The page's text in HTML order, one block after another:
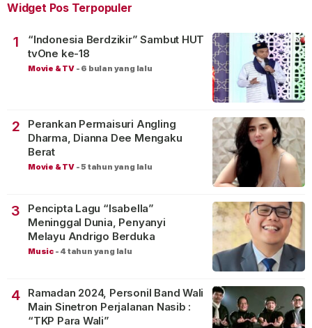
Widget Pos Terpopuler
1
“Indonesia Berdzikir” Sambut HUT
tvOne ke-18
Movie & TV - 6 bulan yang lalu
2
Perankan Permaisuri Angling
Dharma, Dianna Dee Mengaku
Berat
Movie & TV -5 tahun yang lalu
3
Pencipta Lagu “Isabella”
Meninggal Dunia, Penyanyi
Melayu Andrigo Berduka
Music - 4 tahun yang lalu
4
Ramadan 2024, Personil Band Wali
Main Sinetron Perjalanan Nasib :
“TKP Para Wali”